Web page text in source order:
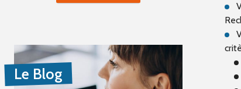
Le Blog